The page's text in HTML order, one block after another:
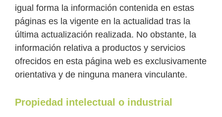
igual forma la información contenida en estas
páginas es la vigente en la actualidad tras la
última actualización realizada. No obstante, la
información relativa a productos y servicios
ofrecidos en esta página web es exclusivamente
orientativa y de ninguna manera vinculante.
Propiedad intelectual o industrial